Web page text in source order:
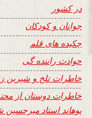
در کشور
جوانان و کودکان
چکیده های قلم
حوادث راننده گی
خاطرات تلخ و شیرین
خاطرات دوستان از
پوهاند استاد میرحسین